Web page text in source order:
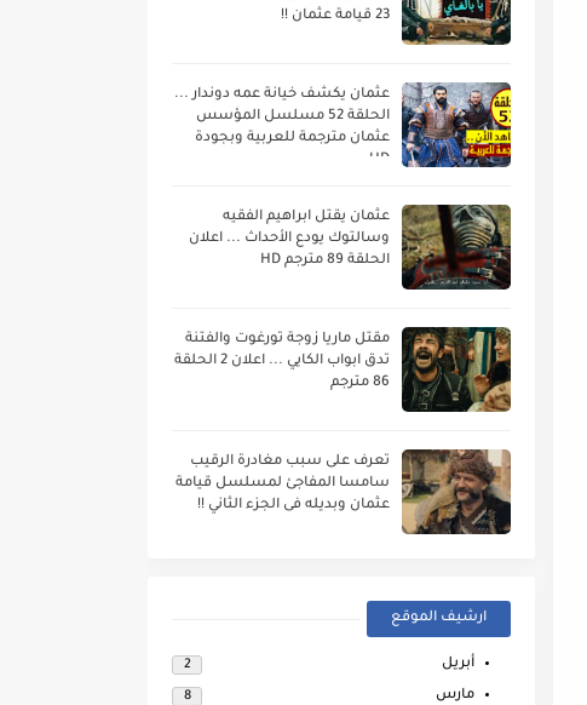
23 قيامة عثمان !!
عثمان يكشف خيانة عمه دوندار ...
الحلقة 52 مسلسل المؤسس
عثمان مترجمة للعربية وبجودة
HD
عثمان يقتل ابراهيم الفقيه
وسالتوك يودع الأحداث ... اعلان
الحلقة 89 مترجم HD
مقتل ماريا زوجة تورغوت والفتنة
تدق ابواب الكايي ... اعلان 2 الحلقة
86 مترجم
تعرف على سبب مغادرة الرقيب
سامسا المفاجئ لمسلسل قيامة
عثمان وبديله فى الجزء الثاني !!
ارشيف الموقع
أبريل 2
مارس 8